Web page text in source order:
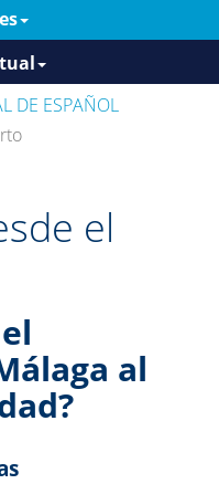
DE ESPAÑOL
el
al